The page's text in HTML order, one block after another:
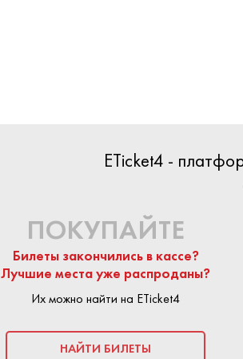
18
ПОКУПКА
На сайте
предложения
безопасной:
ETicket4 -
ПОКУПАЙТЕ
Билеты закончились в кассе?
Лучшие места уже распроданы?
Их можно найти на ETicket4
НАЙТИ БИЛЕТЫ